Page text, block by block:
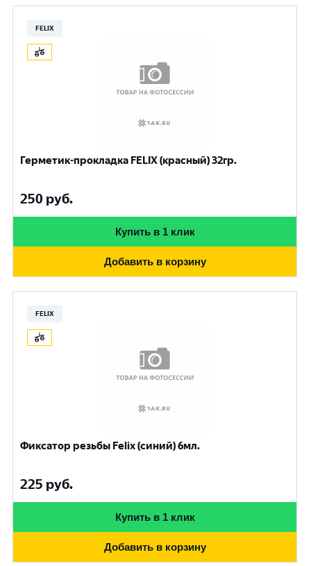
FELIX
Герметик-прокладка FELIX (красный) 32гр.
250 руб.
Купить в 1 клик
Добавить в корзину
FELIX
Фиксатор резьбы Felix (синий) 6мл.
225 руб.
Купить в 1 клик
Добавить в корзину